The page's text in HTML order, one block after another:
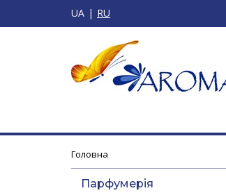
UA RU
Головна
Парфумерія